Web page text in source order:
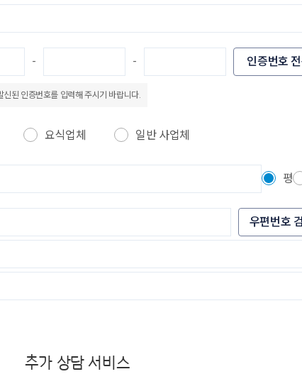
- - 인증번호
신된 인증번호를 입력해 주시기 바랍니다.
요식업체 일반 사업체
평
우편번호
추가 상담 서비스